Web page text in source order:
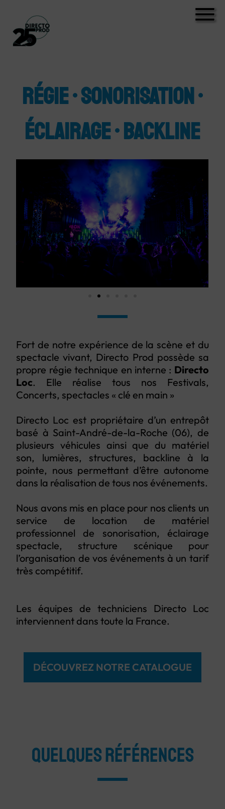
RÉGIE • SONORISATION •
ÉCLAIRAGE • BACKLINE
Fort de notre expérience de la scène et du
spectacle vivant, Directo Prod possède sa
propre régie technique en interne : Directo
Loc. Elle réalise tous nos Festivals,
Concerts, spectacles « clé en main »
Directo Loc est propriétaire d’un entrepôt
basé à Saint-André-de-la-Roche (06), de
plusieurs véhicules ainsi que du matériel
son, lumières, structures, backline à la
pointe, nous permettant d’être autonome
dans la réalisation de tous nos événements.
Nous avons mis en place pour nos clients un
service de location de matériel
professionnel de sonorisation, éclairage
spectacle, structure scénique pour
l’organisation de vos événements à un tarif
très compétitif.
Les équipes de techniciens Directo Loc
interviennent dans toute la France.
DÉCOUVREZ NOTRE CATALOGUE
QUELQUES RÉFÉRENCES